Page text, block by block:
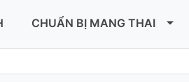
CHUẨN BỊ MANG THAI